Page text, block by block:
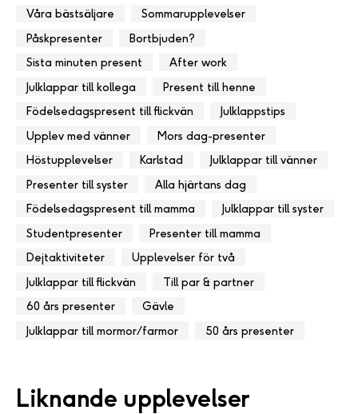
Våra bästsäljare
Sommarupplevelser
Påskpresenter
Bortbjuden?
Sista minuten present
After work
Julklappar till kollega
Present till henne
Födelsedagspresent till flickvän
Julklappstips
Upplev med vänner
Mors dag-presenter
Höstupplevelser
Karlstad
Julklappar till vänner
Presenter till syster
Alla hjärtans dag
Födelsedagspresent till mamma
Julklappar till syster
Studentpresenter
Presenter till mamma
Dejtaktiviteter
Upplevelser för två
Julklappar till flickvän
Till par & partner
60 års presenter
Gävle
Julklappar till mormor/farmor
50 års presenter
Liknande upplevelser